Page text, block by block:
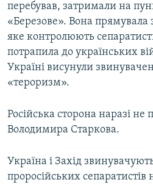
перебував, затримали на
«Березове». Вона прямувала
яке контролюють
потрапила до українських
Україні висунули
«тероризм».
Російська сторона наразі не
Володимира Старкова.
Україна і Захід
проросійських сепаратистів